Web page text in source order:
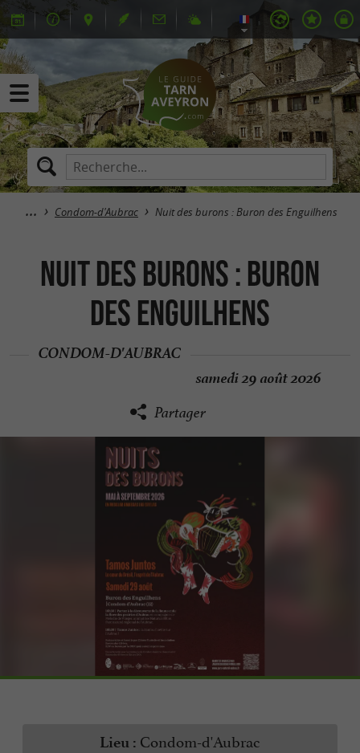
Condom-d'Aubrac Nuit des burons : Buron des Enguilhens
Nuit des burons : Buron
des Enguilhens
CONDOM-D'AUBRAC
samedi 29 août 2026
Partager
Lieu : Condom-d'Aubrac